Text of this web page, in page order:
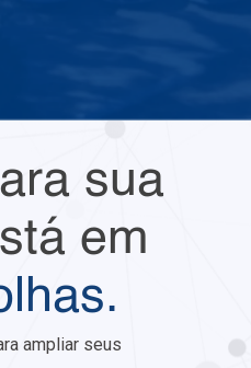
sua
em
ampliar seus